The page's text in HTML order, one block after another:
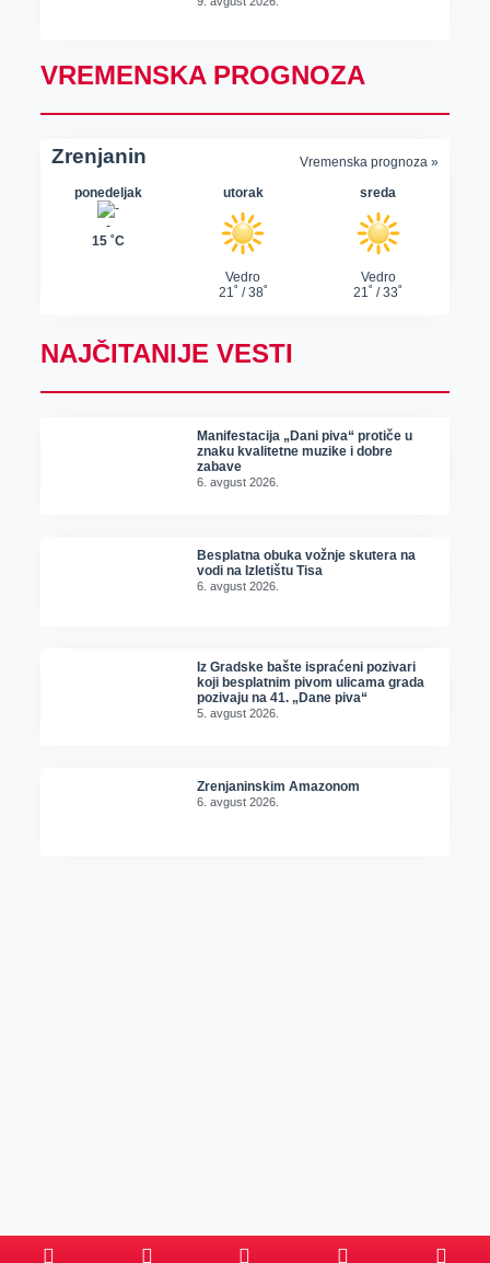
VREMENSKA PROGNOZA
NAJČITANIJE VESTI
Manifestacija „Dani piva“ protiče u
znaku kvalitetne muzike i dobre
zabave
6. avgust 2026.
Besplatna obuka vožnje skutera na
vodi na Izletištu Tisa
6. avgust 2026.
Iz Gradske bašte ispraćeni pozivari
koji besplatnim pivom ulicama grada
pozivaju na 41. „Dane piva“
5. avgust 2026.
Zrenjaninskim Amazonom
6. avgust 2026.